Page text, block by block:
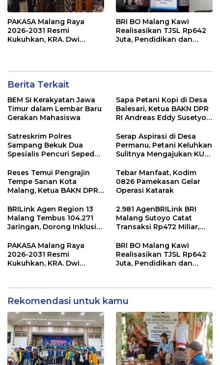
PAKASA Malang Raya
2026-2031 Resmi
Kukuhkan, KRA. Dwi
BRI BO Malang Kawi
Realisasikan TJSL Rp642
Juta, Pendidikan dan
Berita Terkait
BEM SI Kerakyatan Jawa
Timur dalam Lembar Baru
Gerakan Mahasiswa
Sapa Petani Kopi di Desa
Balesari, Ketua BAKN DPR
RI Andreas Eddy Susetyo
Usaha Tani (JUT)
Sepanjang 1,5 Kilometer
Satreskrim Polres
Sampang Bekuk Dua
Spesialis Pencuri Sepeda
Serap Aspirasi di Desa
Permanu, Petani Keluhkan
Sulitnya Mengajukan KUR
Agunan Dihadapan
Andreas Eddy Susetyo
Reses Temui Pengrajin
Tempe Sanan Kota
Malang, Ketua BAKN DPR
Diwaduli Naiknya Harga
Bahan Baku Utama
Kedelai
Tebar Manfaat, Kodim
0826 Pamekasan Gelar
Operasi Katarak
BRILink Agen Region 13
Malang Tembus 104.271
Jaringan, Dorong Inklusi
2.981 AgenBRILink BRI
Malang Sutoyo Catat
Transaksi Rp472 Miliar,
Makin Dekat dengan
Masyarakat
PAKASA Malang Raya
2026-2031 Resmi
Kukuhkan, KRA. Dwi
Didapuk Jadi Ketua
BRI BO Malang Kawi
Realisasikan TJSL Rp642
Juta, Pendidikan dan
Rekomendasi untuk kamu